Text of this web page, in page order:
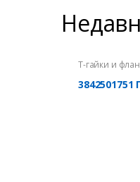
Т-гайки и